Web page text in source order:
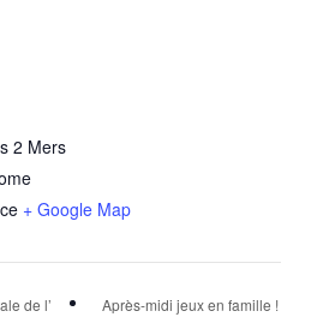
2 Mers
+ Google Map
de l’
Après-midi jeux en famille !